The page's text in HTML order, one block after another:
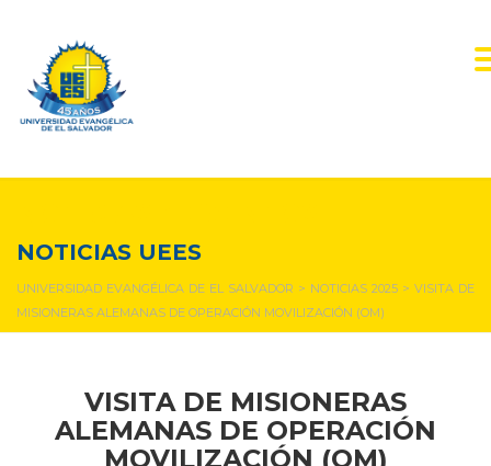
NOTICIAS UEES
UNIVERSIDAD EVANGÉLICA DE EL SALVADOR > NOTICIAS 2025 > VISITA DE
MISIONERAS ALEMANAS DE OPERACIÓN MOVILIZACIÓN (OM)
VISITA DE MISIONERAS
ALEMANAS DE OPERACIÓN
MOVILIZACIÓN (OM)